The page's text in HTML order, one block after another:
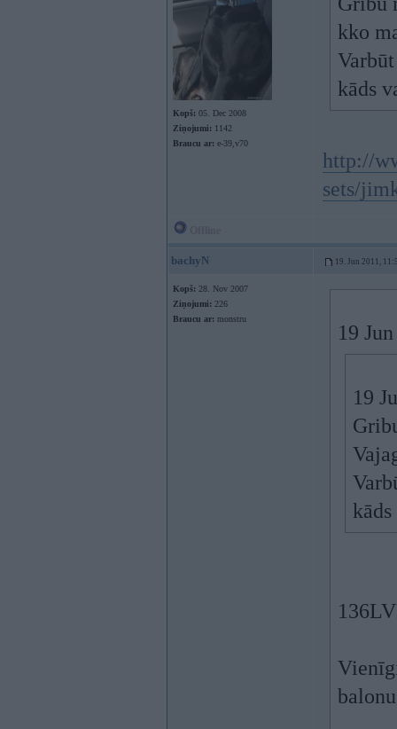
Kopš: 05. Dec 2008
Ziņojumi: 1142
Braucu ar: e-39,v70
kko
kāds
http://
sets/
bachyN 19. Jun 2011,
Kopš: 28. Nov 2007
Ziņojumi: 226
Braucu ar: monstru
19
19